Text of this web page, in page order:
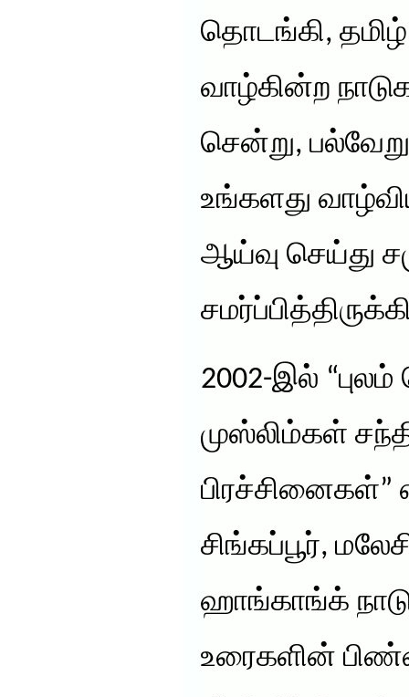
தொடங்கி, தமிழ்
வாழ்கின்ற
சென்று,
உங்களது
ஆய்வு செய்து
2002-இல்
முஸ்லிம்கள்
பிரச்சினைகள்”
சிங்கப்பூர்,
ஹாங்காங்க்
உரைகளின்